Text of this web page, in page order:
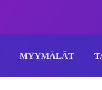
MYYMÄLÄT